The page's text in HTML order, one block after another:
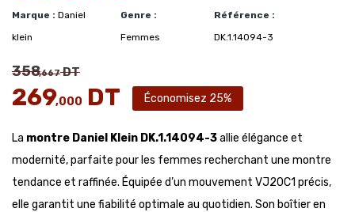
Marque : Daniel
klein
Genre :
Femmes
Référence :
DK.1.14094-3
358,667DT
269,000 DT Économisez 25%
La montre Daniel Klein DK.1.14094-3allie élégance et
modernité, parfaite pour les femmes recherchant une montre
tendance et raffinée. Équipée d’un mouvement VJ20C1 précis,
elle garantit une fiabilité optimale au quotidien. Son boîtier en